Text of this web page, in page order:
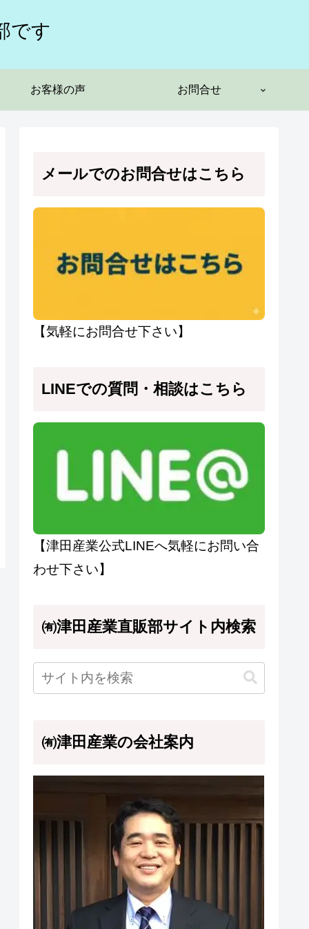
です
お客様の声 お問合せ
メールでのお問合せはこちら
【気軽にお問合せ下さい】
LINEでの質問・相談はこちら
【津田産業公式LINEへ気軽にお問い合
わせ下さい】
㈲津田産業直販部サイト内検索
㈲津田産業の会社案内